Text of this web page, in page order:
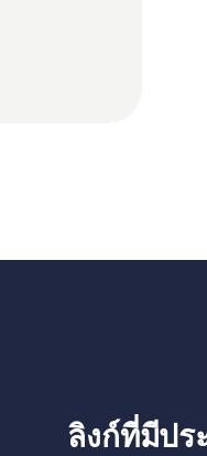
ลิงก์ที่มีปร